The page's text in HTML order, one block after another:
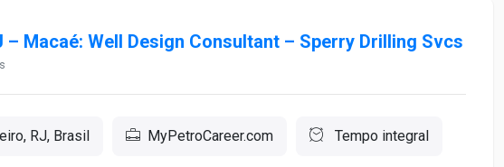
– Macaé: Well Design Consultant – Sperry Drilling Svcs
RJ, Brasil MyPetroCareer.com Tempo integral